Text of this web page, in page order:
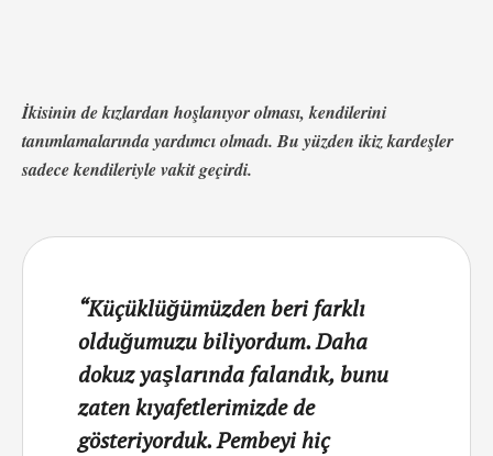
İkisinin de kızlardan hoşlanıyor olması, kendilerini
tanımlamalarında yardımcı olmadı.Bu yüzden ikiz kardeşler
sadece kendileriyle vakit geçirdi.
“Küçüklüğümüzden beri farklı
olduğumuzu biliyordum. Daha
dokuz yaşlarında falandık, bunu
zaten kıyafetlerimizde de
gösteriyorduk. Pembeyi hiç